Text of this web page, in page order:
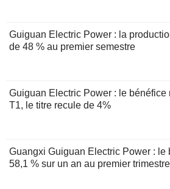
Guiguan Electric Power : la
de 48 % au premier semestre
Guiguan Electric Power : le bénéfice
T1, le titre recule de 4%
Guangxi Guiguan Electric Power : le
58,1 % sur un an au premier trimestre